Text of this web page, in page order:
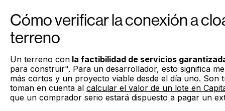
Cómo verificar la conexión a
terreno
Un terreno con la factibilidad de servicios
para construir". Para un desarrollador, esto significa
más cortos y un proyecto viable desde el día uno. Son
toman en cuenta al calcular el valor de un lote en
que un comprador serio estará dispuesto a pagar un